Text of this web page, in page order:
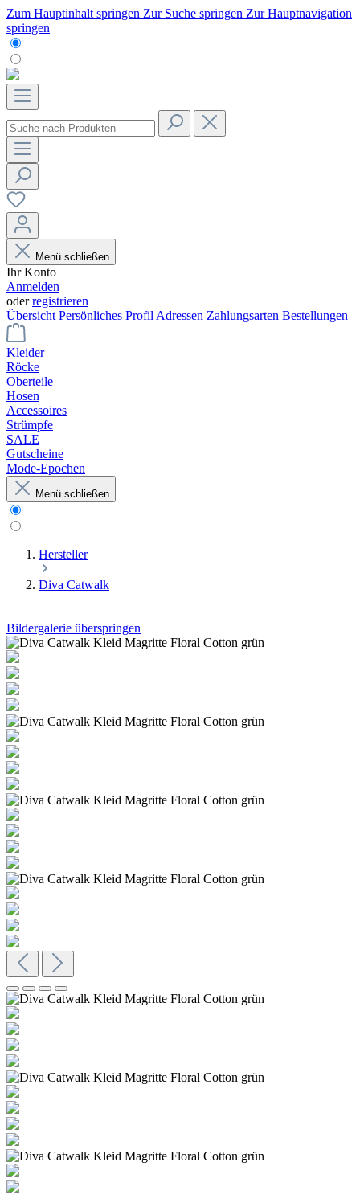
Zum Hauptinhalt springen Zur Suche springen Zur Hauptnavigation
springen
Menü schließen
Ihr Konto
Anmelden
oderregistrieren
Übersicht Persönliches Profil Adressen Zahlungsarten Bestellungen
Kleider
Röcke
Oberteile
Hosen
Accessoires
Strümpfe
SALE
Gutscheine
Mode-Epochen
Menü schließen
Hersteller
Diva Catwalk
Bildergalerie überspringen